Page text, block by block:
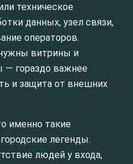
техническое
данных, узел связи,
операторов.
витрины и
— гораздо важнее
и защита от внешних
именно такие
легенды.
людей у входа,